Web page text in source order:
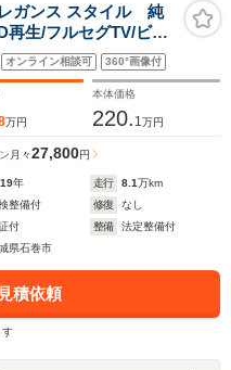
ガンス スタイル 純
生/フルセグTV/ビル
ダークルーズコント
ビーム/ドライブレコ
シート/禁煙車
オンライン相談可 360°画像付
万円
本体価格
220. 1 万円
月々27,800円
年 走行 8.1万km
整備付 修復
なし
付 整備
法定整備付
県石巻市
積依頼
す